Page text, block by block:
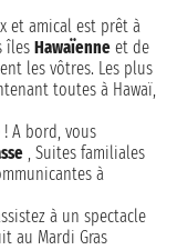
et amical est prêt à
îles Hawaïenne et de
les vôtres. Les plus
toutes à Hawaï,
A bord, vous
, Suites familiales
à
à un spectacle
au Mardi Gras